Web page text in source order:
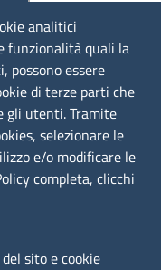
analitici
funzionalità quali la
possono essere
di terze parti che
gli utenti. Tramite
selezionare le
e/o modificare le
completa, clicchi
sito e cookie